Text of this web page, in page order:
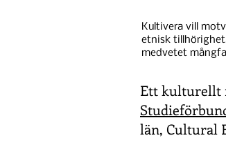
Kultivera vill
etnisk
medvetet
Ett kulturellt
län, Cultural